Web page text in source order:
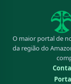
O maior portal de
da região do